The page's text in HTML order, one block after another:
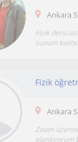
Ankara
Fizik
sunum
Ankara
Zoom
planlıyorum